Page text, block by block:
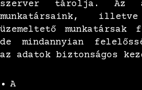
szerver tárolja. Az
munkatársaink,
üzemeltető munkatársak
de mindannyian
az adatok biztonságos
A